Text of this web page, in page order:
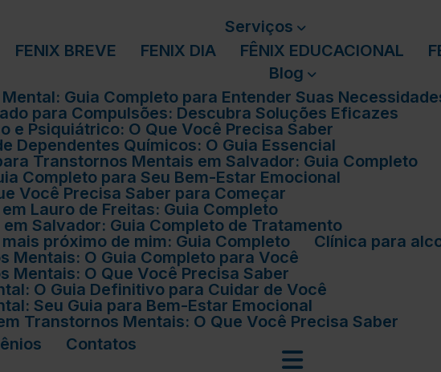
Serviços
FENIX BREVE FENIX DIA FÊNIX EDUCACIONAL
Blog
Mental: Guia Completo para Entender Suas
para Compulsões: Descubra Soluções Eficazes
e Psiquiátrico: O Que Você Precisa Saber
Dependentes Químicos: O Guia Essencial
Transtornos Mentais em Salvador: Guia Completo
Completo para Seu Bem-Estar Emocional
Você Precisa Saber para Começar
em Lauro de Freitas: Guia Completo
em Salvador: Guia Completo de Tratamento
mais próximo de mim: Guia Completo
Clínica para
Mentais: O Guia Completo para Você
Mentais: O Que Você Precisa Saber
O Guia Definitivo para Cuidar de Você
Seu Guia para Bem-Estar Emocional
Transtornos Mentais: O Que Você Precisa Saber
Contatos